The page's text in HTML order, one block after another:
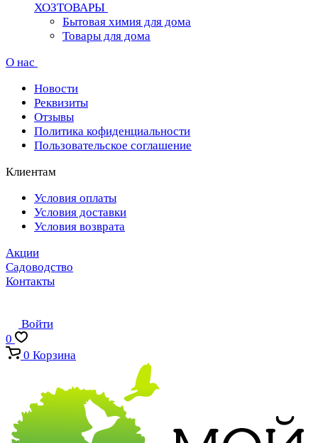
ХОЗТОВАРЫ
Бытовая химия для дома
Товары для дома
О нас
Новости
Реквизиты
Отзывы
Политика кофиденциальности
Пользовательское соглашение
Клиентам
Условия оплаты
Условия доставки
Условия возврата
Акции
Садоводство
Контакты
Войти
0
0 Корзина